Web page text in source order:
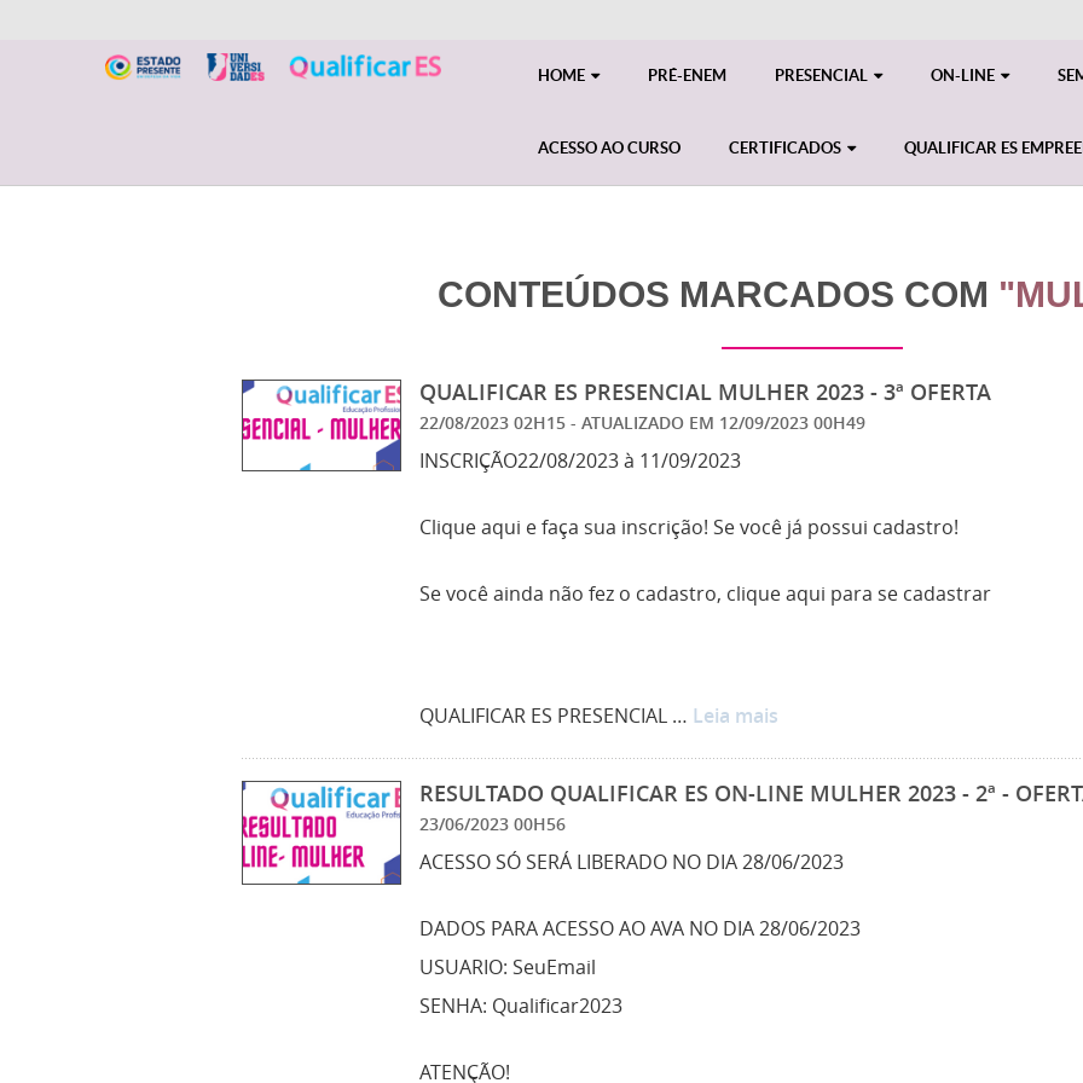
HOME PRÉ-ENEM PRESENCIAL ON-LINE
ACESSO AO CURSO CERTIFICADOS QUALIFICAR ES
CONTEÚDOS MARCADOS COM
QUALIFICAR ES PRESENCIAL MULHER 2023 - 3ª OFERTA
22/08/2023 02H15 - ATUALIZADO EM 12/09/2023 00H49
INSCRIÇÃO22/08/2023 à 11/09/2023
Clique aqui e faça sua inscrição! Se você já possui cadastro!
Se você ainda não fez o cadastro, clique aqui para se cadastrar
QUALIFICAR ES PRESENCIAL … Leia mais
RESULTADO QUALIFICAR ES ON-LINE MULHER 2023 - 2ª -
23/06/2023 00H56
ACESSO SÓ SERÁ LIBERADO NO DIA 28/06/2023
DADOS PARA ACESSO AO AVA NO DIA 28/06/2023
USUARIO: SeuEmail
SENHA: Qualificar2023
ATENÇÃO!